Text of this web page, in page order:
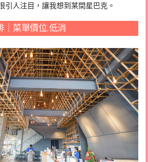
引人注目，讓我想到某間星巴克。
｜菜單價位.低消